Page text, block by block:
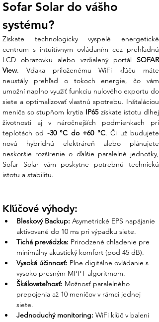
Menovitý AC výkon
Maximálny vstupný
12 000 Wp
Počet MPPT
Max. vstupný prúd na
MPPT
12,5 A
Európska účinnosť
97,5 %
Komunikácia
RS485, CAN, WiFi /
Bluetooth
Rozmery (V x Š x H)
571,4 x 515 x 264,1
mm
Hmotnosť
Záruka
5 rokov
Čo získate nákupom v Ensun?
medzi cenou a výkonom. My v Ensun vám
garantujeme plnú podporu:
Osobná podpora nášho tímu:
Pomôžeme vám s konfiguráciou
monitorovacej aplikácie, aby ste mali
prehľad o výrobe a stave batérií vo
svojom smartfóne 24 hodín denne.
Garantovaná bezpečnosť:
riešenia navrhujeme s dôrazom na
Sofar Solar do vášho
systému?
Získate technologicky vyspelé energetické
centrum s intuitívnym ovládaním cez prehľadnú
LCD obrazovku alebo vzdialený portál SOFAR
View. Vďaka priloženému WiFi kľúču máte
neustály prehľad o tokoch energie, čo vám
umožní naplno využiť funkciu nulového exportu do
siete a optimalizovať vlastnú spotrebu. Inštaláciou
meniča so stupňom krytia IP65 získate istotu dlhej
životnosti aj v náročnejších podmienkach pri
teplotách od -30 °C do +60 °C. Či už budujete
novú hybridnú elektráreň alebo plánujete
neskoršie rozšírenie o ďalšie paralelné jednotky,
Sofar Solar vám poskytne potrebnú technickú
istotu a stabilitu.
Kľúčové výhody:
Bleskový Backup: Asymetrické EPS napájanie
aktivované do 10 ms pri výpadku siete.
Tichá prevádzka: Prirodzené chladenie pre
minimálny akustický komfort (pod 45 dB).
Vysoká účinnosť: Plne digitálne ovládanie s
vysoko presným MPPT algoritmom.
Škálovateľnosť: Možnosť paralelného
prepojenia až 10 meničov v rámci jednej
siete.
Jednoduchý monitoring: WiFi kľúč v balení